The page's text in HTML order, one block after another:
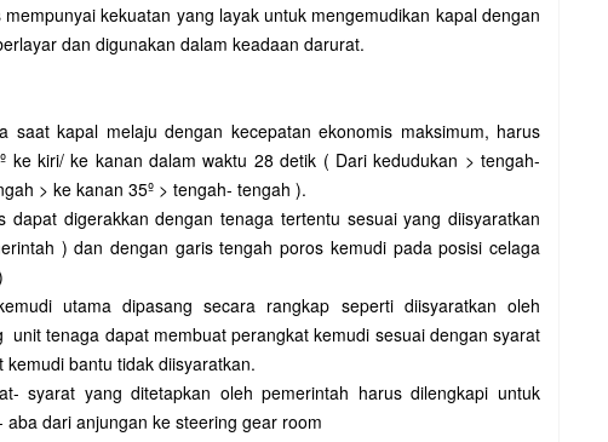
kekuatan yang layak untuk mengemudikan kapal dengan
dan digunakan dalam keadaan darurat.
saat kapal melaju dengan kecepatan ekonomis maksimum, harus
ke kiri/ ke kanan dalam waktu 28 detik ( Dari kedudukan > tengah-
> ke kanan 35º > tengah- tengah ).
dapat digerakkan dengan tenaga tertentu sesuai yang diisyaratkan
) dan dengan garis tengah poros kemudi pada posisi celaga
utama dipasang secara rangkap seperti diisyaratkan oleh
tenaga dapat membuat perangkat kemudi sesuai dengan syarat
bantu tidak diisyaratkan.
syarat yang ditetapkan oleh pemerintah harus dilengkapi untuk
dari anjungan ke steering gear room